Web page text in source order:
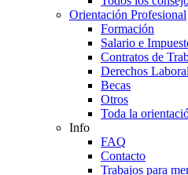
Orientación Profesional
Formación
Salario e
Contratos de
Derechos
Becas
Otros
Toda la
Info
FAQ
Contacto
Trabajos para